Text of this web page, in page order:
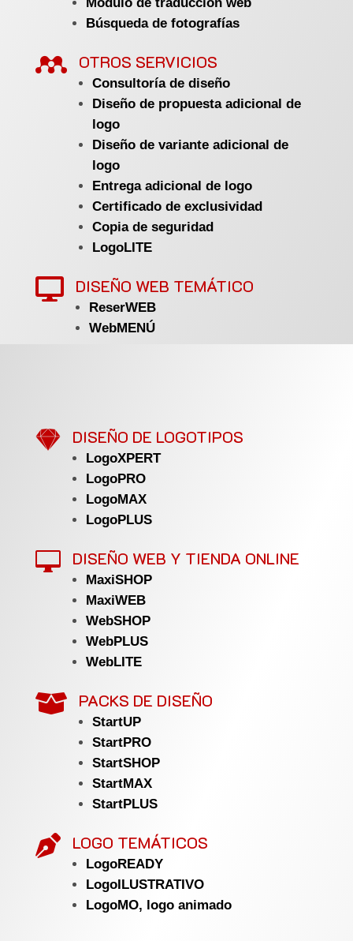
Búsqueda de fotografías
 OTROS SERVICIOS
Consultoría de diseño
Diseño de propuesta adicional de
logo
Diseño de variante adicional de
logo
Entrega adicional de logo
Certificado de exclusividad
Copia de seguridad
LogoLITE
 DISEÑO WEB TEMÁTICO
ReserWEB
WebMENÚ
 DISEÑO DE LOGOTIPOS
LogoXPERT
LogoPRO
LogoMAX
LogoPLUS
 DISEÑO WEB Y TIENDA ONLINE
MaxiSHOP
MaxiWEB
WebSHOP
WebPLUS
WebLITE
 PACKS DE DISEÑO
StartUP
StartPRO
StartSHOP
StartMAX
StartPLUS
 LOGO TEMÁTICOS
LogoREADY
LogoILUSTRATIVO
LogoMO, logo animado